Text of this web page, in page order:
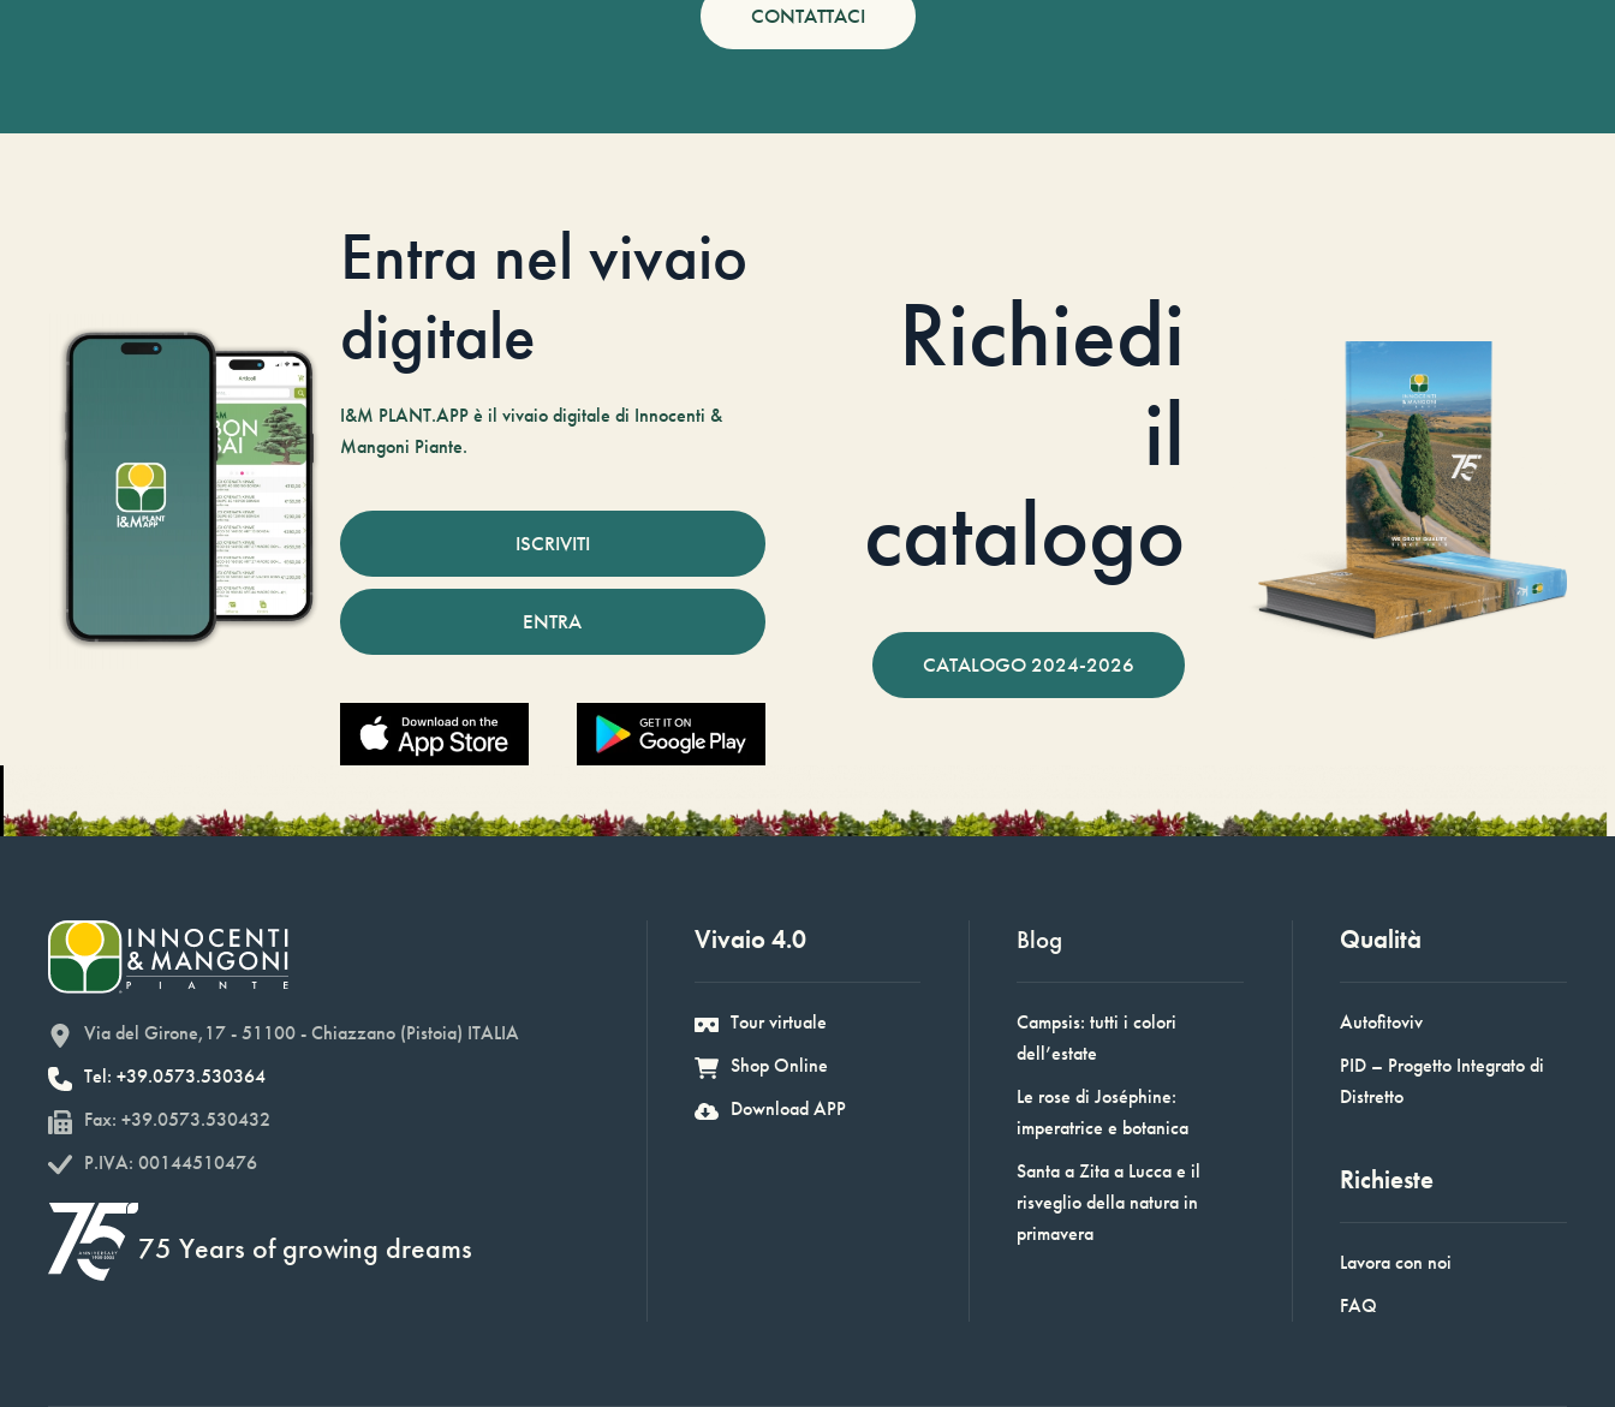
CONTATTACI
Entra nel vivaio
digitale
I&M PLANT.APP è il vivaio digitale di Innocenti &
Mangoni Piante.
ISCRIVITI
ENTRA
Richiedi
il
catalogo
CATALOGO 2024-2026
Via del Girone,17 - 51100 - Chiazzano (Pistoia) ITALIA
Tel: +39.0573.530364
Fax: +39.0573.530432
P.IVA: 00144510476
75 Years of growing dreams
Vivaio 4.0
Tour virtuale
Shop Online
Download APP
Blog
Campsis: tutti i colori
dell’estate
Le rose di Joséphine:
imperatrice e botanica
Santa a Zita a Lucca e il
risveglio della natura in
primavera
Qualità
Autofitoviv
PID – Progetto Integrato di
Distretto
Richieste
Lavora con noi
FAQ